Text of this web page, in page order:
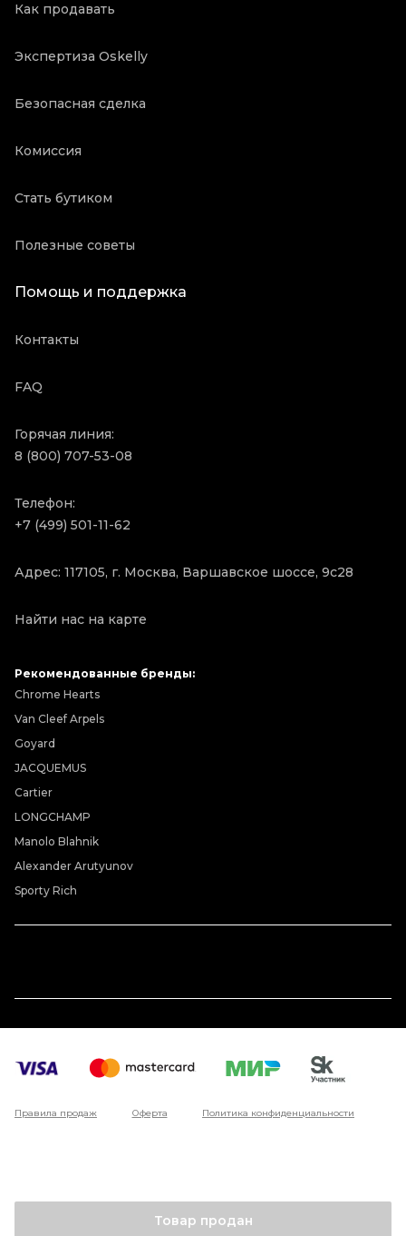
Товар продан
Как продавать
Экспертиза Oskelly
Безопасная сделка
Комиссия
Стать бутиком
Полезные советы
Помощь и поддержка
Контакты
FAQ
Горячая линия:
8 (800) 707-53-08
Телефон:
+7 (499) 501-11-62
Адрес: 117105, г. Москва, Варшавское шоссе, 9с28
Найти нас на карте
Рекомендованные бренды:
Chrome Hearts
Van Cleef Arpels
Goyard
JACQUEMUS
Cartier
LONGCHAMP
Manolo Blahnik
Alexander Arutyunov
Sporty Rich
Правила продаж Оферта Политика конфиденциальности